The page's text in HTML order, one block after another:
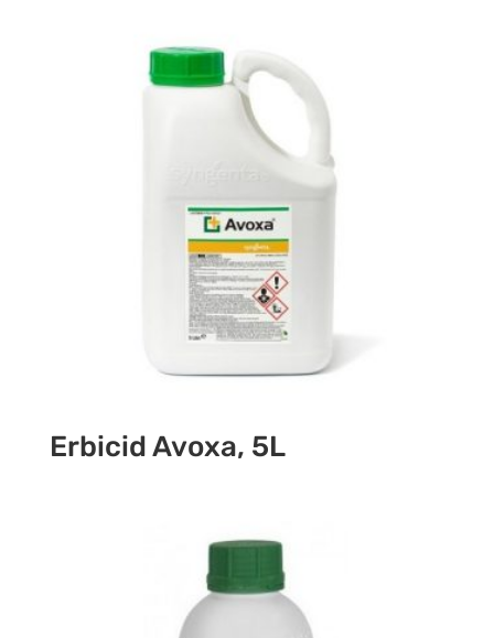
Erbicid Avoxa, 5L